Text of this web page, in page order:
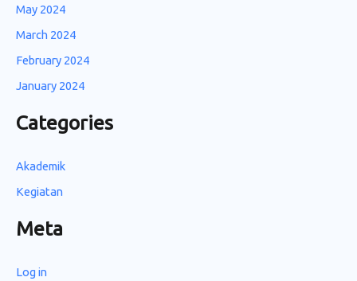
May 2024
March 2024
February 2024
January 2024
Categories
Akademik
Kegiatan
Meta
Log in